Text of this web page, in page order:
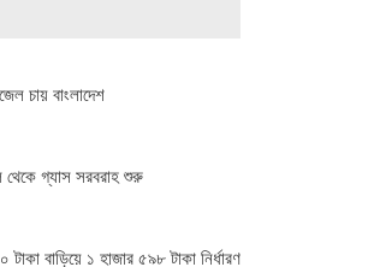
চায় বাংলাদেশ
থেকে গ্যাস সরবরাহ শুরু
বাড়িয়ে ১ হাজার ৫৯৮ টাকা নির্ধারণ